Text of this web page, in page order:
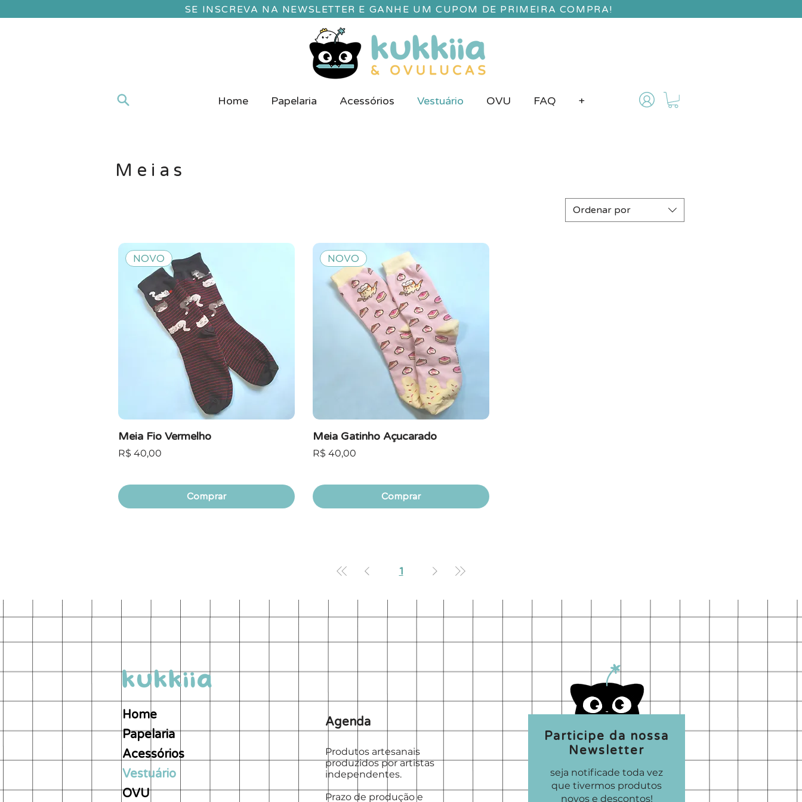
SE INSCREVA NA NEWSLETTER E GANHE UM CUPOM DE PRIMEIRA COMPRA!
Home Papelaria Acessórios Vestuário OVU FAQ +
Meias
Ordenar por
NOVO
Meia Fio Vermelho
Preço
R$ 40,00
Comprar
NOVO
Meia Gatinho Açucarado
Preço
R$ 40,00
Comprar
1
Home
Papelaria
Acessórios
Vestuário
OVU
Agenda
Produtos artesanais
produzidos por artistas
independentes.
Prazo de produção e
Participe da nossa
Newsletter
seja notificade toda vez
que tivermos produtos
novos e descontos!